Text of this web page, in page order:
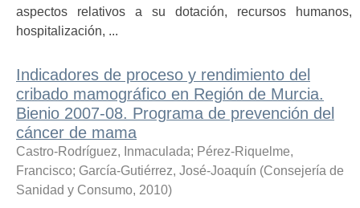
aspectos relativos a su dotación, recursos humanos,
hospitalización, ...
Indicadores de proceso y rendimiento del
cribado mamográfico en Región de Murcia.
Bienio 2007-08. Programa de prevención del
cáncer de mama
Castro-Rodríguez, Inmaculada; Pérez-Riquelme,
Francisco; García-Gutiérrez, José-Joaquín (Consejería de
Sanidad y Consumo, 2010)